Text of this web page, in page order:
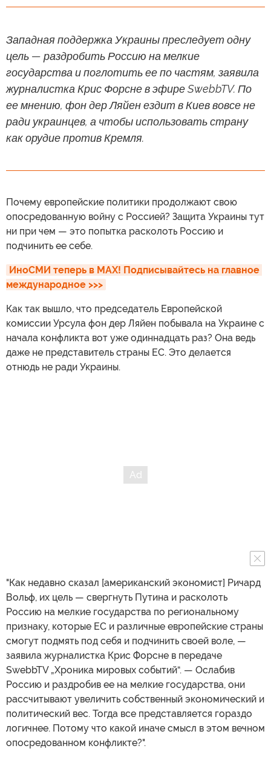
Западная поддержка Украины преследует одну
цель — раздробить Россию на мелкие
государства и поглотить ее по частям, заявила
журналистка Крис Форсне в эфире SwebbTV. По
ее мнению, фон дер Ляйен ездит в Киев вовсе не
ради украинцев, а чтобы использовать страну
как орудие против Кремля.
Почему европейские политики продолжают свою
опосредованную войну с Россией? Защита Украины тут
ни при чем — это попытка расколоть Россию и
подчинить ее себе.
ИноСМИ теперь в MAX! Подписывайтесь на главное
международное >>>
Как так вышло, что председатель Европейской
комиссии Урсула фон дер Ляйен побывала на Украине с
начала конфликта вот уже одиннадцать раз? Она ведь
даже не представитель страны ЕС. Это делается
отнюдь не ради Украины.
"Как недавно сказал [американский экономист] Ричард
Вольф, их цель — свергнуть Путина и расколоть
Россию на мелкие государства по региональному
признаку, которые ЕС и различные европейские страны
смогут подмять под себя и подчинить своей воле, —
заявила журналистка Крис Форсне в передаче
SwebbTV „Хроника мировых событий“. — Ослабив
Россию и раздробив ее на мелкие государства, они
рассчитывают увеличить собственный экономический и
политический вес. Тогда все представляется гораздо
логичнее. Потому что какой иначе смысл в этом вечном
опосредованном конфликте?".